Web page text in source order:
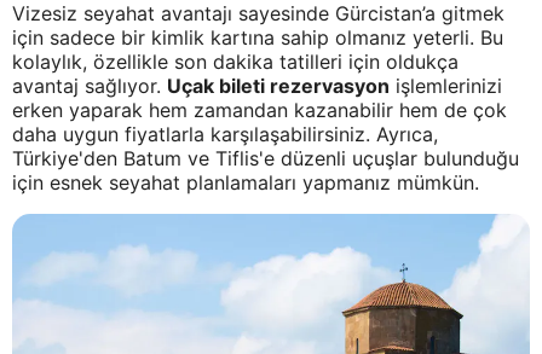
Vizesiz seyahat avantajı sayesinde Gürcistan’a gitmek
için sadece bir kimlik kartına sahip olmanız yeterli. Bu
kolaylık, özellikle son dakika tatilleri için oldukça
avantaj sağlıyor. Uçak bileti rezervasyon işlemlerinizi
erken yaparak hem zamandan kazanabilir hem de çok
daha uygun fiyatlarla karşılaşabilirsiniz. Ayrıca,
Türkiye'den Batum ve Tiflis'e düzenli uçuşlar bulunduğu
için esnek seyahat planlamaları yapmanız mümkün.